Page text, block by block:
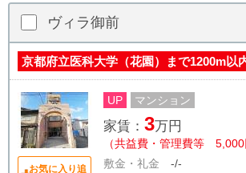
ヴィラ御前
京都府立医科大学（花園）まで1200m以
お気に入り追
UP マンション
家賃： 3万円
（共益費・管理費等 5,000
敷金・礼金 -/-